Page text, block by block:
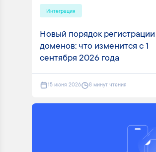
Интеграция
Новый порядок регистрации
доменов: что изменится с 1
сентября 2026 года
15 июня 2026 8 минут чтения